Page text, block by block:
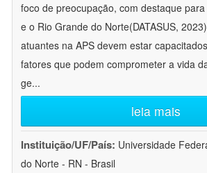
foco de preocupação, com destaque
e o Rio Grande do Norte(DATASUS,
atuantes na APS devem estar
fatores que podem comprometer a vida
ge...
leia mais
Instituição/UF/País: Universidade
do Norte - RN - Brasil